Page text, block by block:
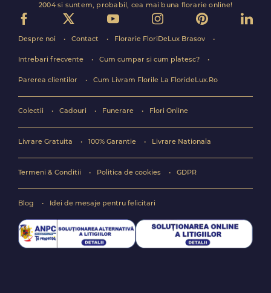
2004 si suntem, probabil, cea mai buna florarie online!
Despre noi Contact Florarie FloriDeLux Brasov
Intrebari frecvente Cum cumpar si cum platesc?
Parerea clientilor Cum Livram Florile La FlorideLux.Ro
Colectii Cadouri Funerare Flori Online
Livrare Gratuita 100% Garantie Livrare Nationala
Termeni & Conditii Politica de cookies GDPR
Blog Idei de mesaje pentru felicitari